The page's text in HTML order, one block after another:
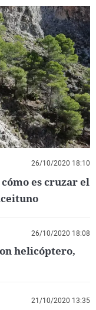
26/10/2020 18:10
es cruzar el
26/10/2020 18:08
helicóptero,
21/10/2020 13:35